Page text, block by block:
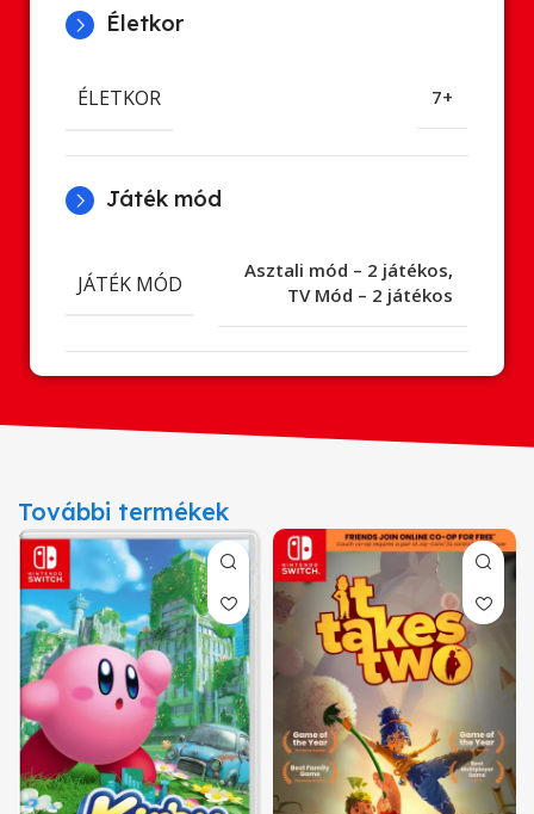
Életkor
ÉLETKOR 7+
Játék mód
JÁTÉK MÓD
Asztali mód – 2 játékos,
TV Mód – 2 játékos
További termékek